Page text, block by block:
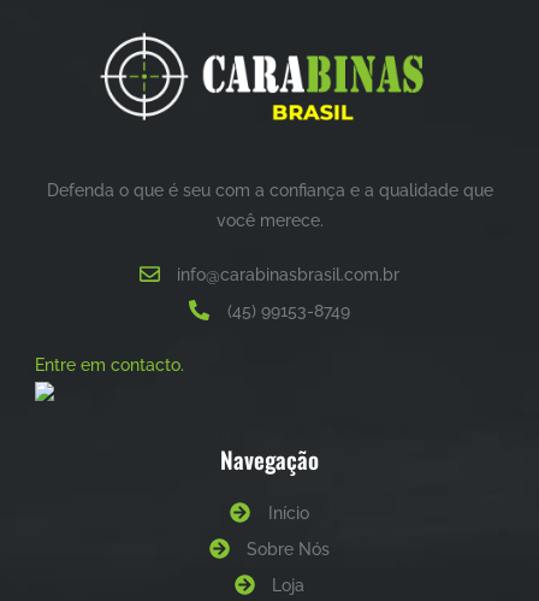
Defenda o que é seu com a confiança e a qualidade que
você merece.
info@carabinasbrasil.com.br
(45) 99153-8749
Entre em contacto.
Navegação
Início
Sobre Nós
Loja